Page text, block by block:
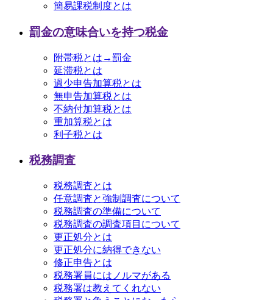
簡易課税制度とは
罰金の意味合いを持つ税金
附帯税とは→罰金
延滞税とは
過少申告加算税とは
無申告加算税とは
不納付加算税とは
重加算税とは
利子税とは
税務調査
税務調査とは
任意調査と強制調査について
税務調査の準備について
税務調査の調査項目について
更正処分とは
更正処分に納得できない
修正申告とは
税務署員にはノルマがある
税務署は教えてくれない